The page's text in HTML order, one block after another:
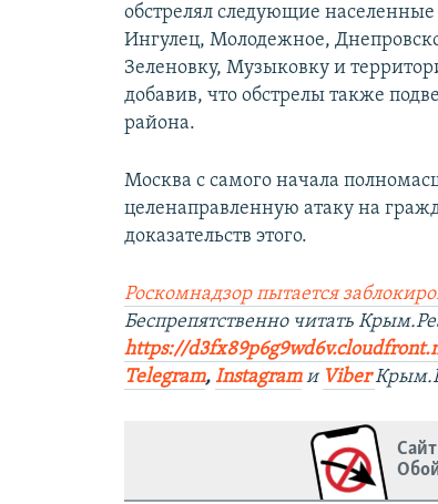
обстрелял следующие
Ингулец, Молодежное,
Зеленовку, Музыковку и
добавив, что обстрелы также
района.
Москва с самого начала
целенаправленную атаку на
доказательств этого.
Роскомнадзор пытается
Беспрепятственно читать
https://
Telegram, Instagram и Viber